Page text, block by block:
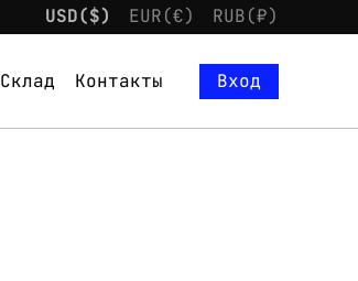
USD($) EUR(€) RUB(₽)
Склад Контакты
Вход